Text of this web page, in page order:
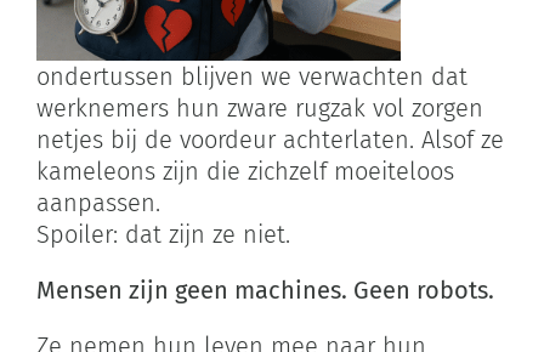
ondertussen blijven we verwachten dat
werknemers hun zware rugzak vol zorgen
netjes bij de voordeur achterlaten. Alsof ze
kameleons zijn die zichzelf moeiteloos
aanpassen.
Spoiler: dat zijn ze niet.
Mensen zijn geen machines. Geen robots.